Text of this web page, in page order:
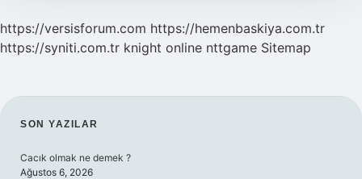
https://versisforum.com https://hemenbaskiya.com.tr
https://syniti.com.tr knight online nttgame Sitemap
SIDEBAR
SON YAZILAR
Cacık olmak ne demek ?
Ağustos 6, 2026